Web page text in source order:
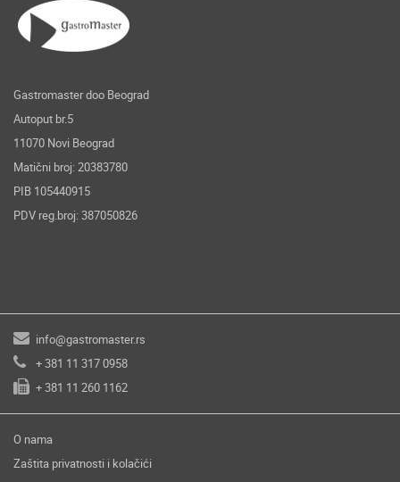
Gastromaster doo Beograd
Autoput br.5
11070 Novi Beograd
Matični broj: 20383780
PIB 105440915
PDV reg.broj: 387050826
info@gastromaster.rs
+ 381 11 317 0958
+ 381 11 260 1162
O nama
Zaštita privatnosti i kolačići